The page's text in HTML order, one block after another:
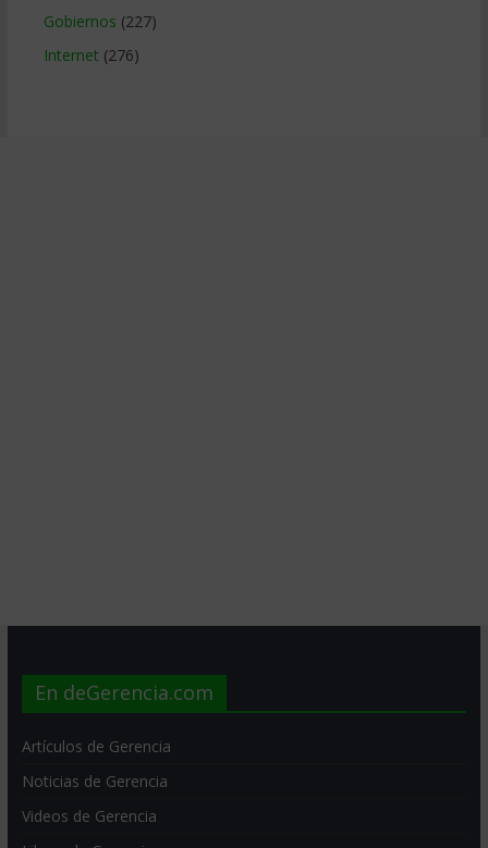
Gobiernos (227)
Internet (276)
En deGerencia.com
Artículos de Gerencia
Noticias de Gerencia
Videos de Gerencia